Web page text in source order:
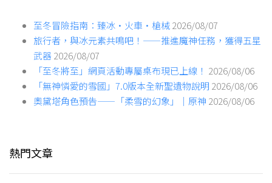
至冬冒險指南：臻冰·火車·槍械2026/08/07
旅行者，與冰元素共鳴吧！——推進魔神任務，獲得五星
武器2026/08/07
「至冬將至」網頁活動專屬桌布現已上線！ 2026/08/06
「無神憐愛的雪國」7.0版本全新聖遺物說明 2026/08/06
奧黛塔角色預告——「柔雪的幻象」｜原神 2026/08/06
熱門文章